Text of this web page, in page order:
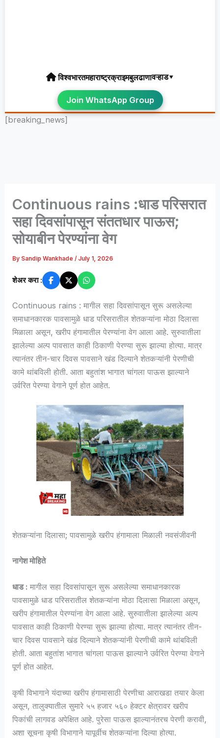
विश्वभारतमहाराष्ट्रक्राइमबुलढाणावऱ्हाड▾
Join WhatsApp Group
[breaking_news]
Continuous rains :धाड परिसरात
सहा दिवसांपासून संततधार पाऊस;
सोयाबीन पेरण्यांना वेग
By Sandip Wankhade/ July 1, 2026
शेअर करा :
Continuous rains : मागील सहा दिवसांपासून सुरू असलेल्या
समाधानकारक पावसामुळे धाड परिसरातील शेतकऱ्यांना मोठा दिलासा
मिळाला असून, खरीप हंगामातील पेरण्यांना वेग आला आहे. सुरुवातीला
झालेल्या अल्प पावसात काही ठिकाणी पेरण्या सुरू झाल्या होत्या. मात्र
त्यानंतर तीन-चार दिवस पावसाने खंड दिल्याने शेतकऱ्यांनी पेरणीची
कामे थांबविली होती. आता बहुतांश भागात चांगला पाऊस झाल्याने
उर्वरित पेरण्या वेगाने पूर्ण होत आहेत.
शेतकऱ्यांना दिलासा; पावसामुळे खरीप हंगामाला मिळाली नवसंजीवनी
नागेश मोहिते
धाड : मागील सहा दिवसांपासून सुरू असलेल्या समाधानकारक
पावसामुळे धाड परिसरातील शेतकऱ्यांना मोठा दिलासा मिळाला असून,
खरीप हंगामातील पेरण्यांना वेग आला आहे. सुरुवातीला झालेल्या अल्प
पावसात काही ठिकाणी पेरण्या सुरू झाल्या होत्या. मात्र त्यानंतर तीन-
चार दिवस पावसाने खंड दिल्याने शेतकऱ्यांनी पेरणीची कामे थांबविली
होती. आता बहुतांश भागात चांगला पाऊस झाल्याने उर्वरित पेरण्या वेगाने
पूर्ण होत आहेत.
कृषी विभागाने यंदाच्या खरीप हंगामासाठी पेरणीचा आराखडा तयार केला
असून, तालुक्यातील सुमारे ५५ हजार ५६० हेक्टर क्षेत्रावर खरीप
पिकांची लागवड अपेक्षित आहे. पुरेसा पाऊस झाल्यानंतरच पेरणी करावी,
अशा सूचना कृषी विभागाने यापूर्वीच शेतकऱ्यांना दिल्या होत्या.